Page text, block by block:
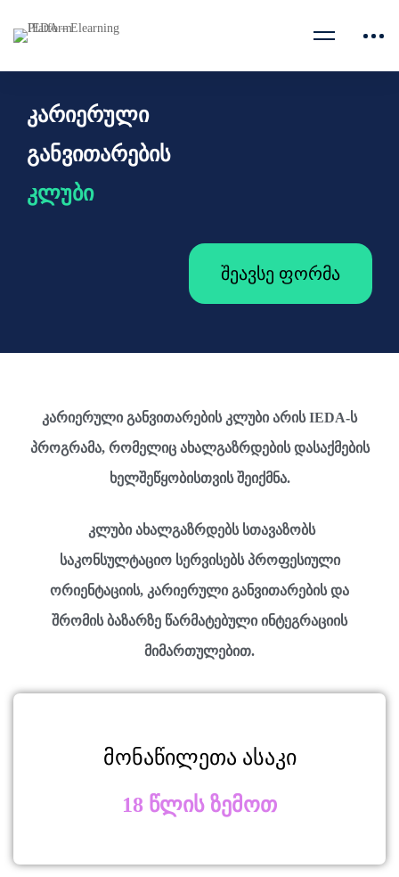
კარიერული
განვითარების
კლუბი
შეავსე ფორმა
კარიერული განვითარების კლუბი არის IEDA-ს
პროგრამა, რომელიც ახალგაზრდების დასაქმების
ხელშეწყობისთვის შეიქმნა.
კლუბი ახალგაზრდებს სთავაზობს
საკონსულტაციო სერვისებს პროფესიული
ორიენტაციის, კარიერული განვითარების და
შრომის ბაზარზე წარმატებული ინტეგრაციის
მიმართულებით.
მონაწილეთა ასაკი
18 წლის ზემოთ